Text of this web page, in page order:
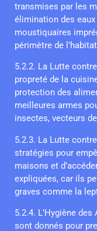
transmises par les
élimination des
moustiquaires
périmètre de
5.2.2. La Lutte
propreté de la
protection des
meilleures armes
insectes, vecteurs
5.2.3. La Lutte
stratégies pour
maisons et
expliquées, car ils
graves comme la
5.2.4. L’Hygiène
sont donnés pour